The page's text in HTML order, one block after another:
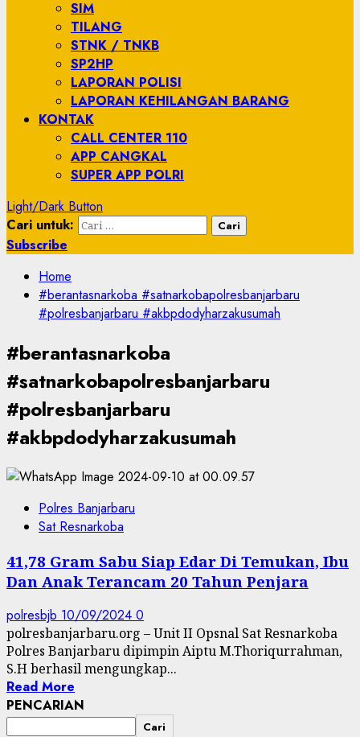
SIM
TILANG
STNK / TNKB
SP2HP
LAPORAN POLISI
LAPORAN KEHILANGAN BARANG
KONTAK
CALL CENTER 110
APP CANGKAL
SUPER APP POLRI
Light/Dark Button
Cari untuk:
Subscribe
Home
#berantasnarkoba #satnarkobapolresbanjarbaru
#polresbanjarbaru #akbpdodyharzakusumah
#berantasnarkoba
#satnarkobapolresbanjarbaru
#polresbanjarbaru
#akbpdodyharzakusumah
Polres Banjarbaru
Sat Resnarkoba
41,78 Gram Sabu Siap Edar Di Temukan, Ibu
Dan Anak Terancam 20 Tahun Penjara
polresbjb 10/09/2024 0
polresbanjarbaru.org – Unit II Opsnal Sat Resnarkoba
Polres Banjarbaru dipimpin Aiptu M.Thoriqurrahman,
S.H berhasil mengungkap...
Read More
PENCARIAN
Cari